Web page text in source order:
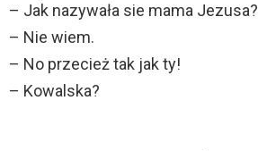
– Jak nazywała sie mama Jezusa?
– Nie wiem.
– No przecież tak jak ty!
– Kowalska?